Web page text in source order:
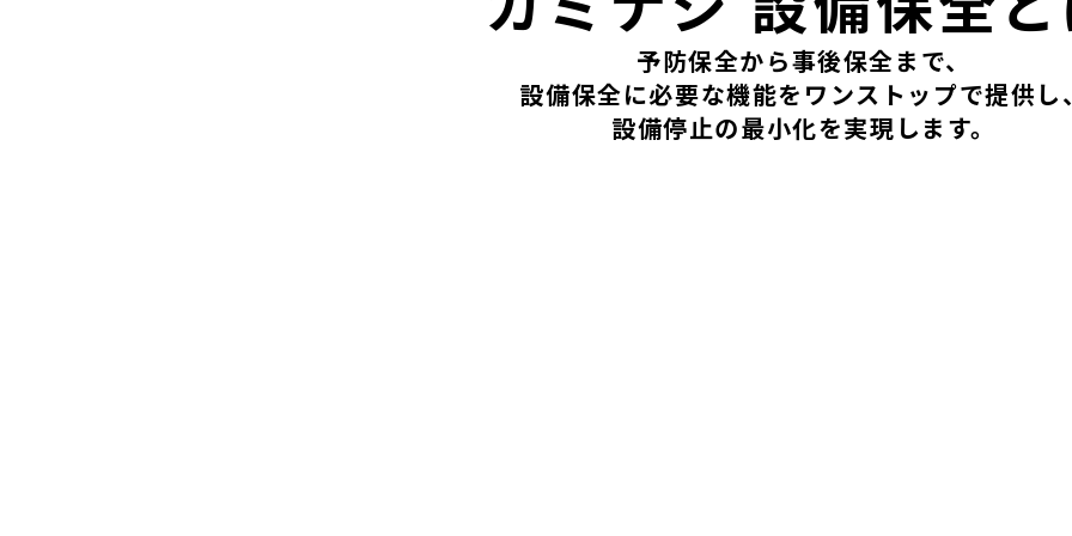
予防保全から事後保全まで、
設備保全に必要な機能をワンストップで提供し
設備停止の最小化を実現します。